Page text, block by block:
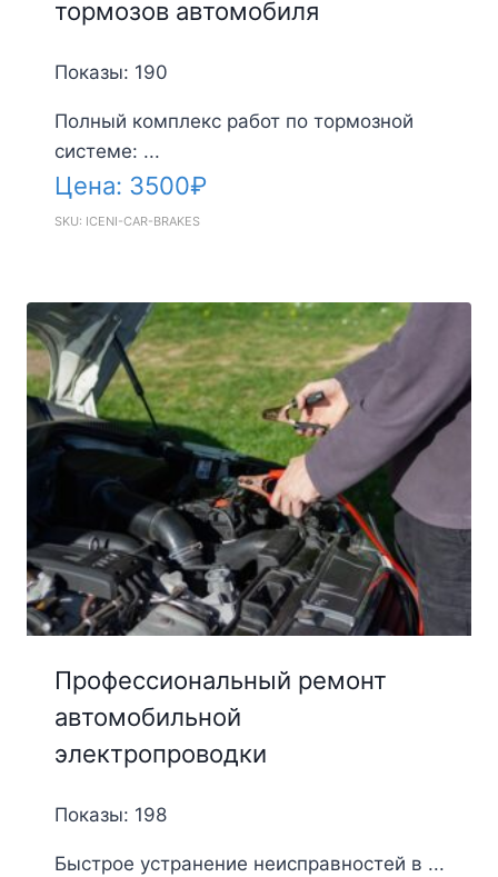
тормозов автомобиля
Показы: 190
Полный комплекс работ по тормозной
системе: ...
Цена: 3500₽
SKU: ICENI-CAR-BRAKES
Профессиональный ремонт
автомобильной
электропроводки
Показы: 198
Быстрое устранение неисправностей в ...